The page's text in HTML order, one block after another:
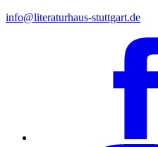
info@literaturhaus-stuttgart.de